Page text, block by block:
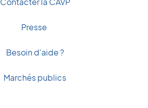
Presse
Besoin d'aide ?
Marchés publics